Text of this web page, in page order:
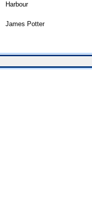
Harbour
James Potter